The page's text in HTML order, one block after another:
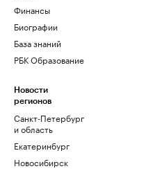
Финансы
Биографии
База знаний
РБК Образование
Новости
регионов
Санкт-Петербург
и область
Екатеринбург
Новосибирск